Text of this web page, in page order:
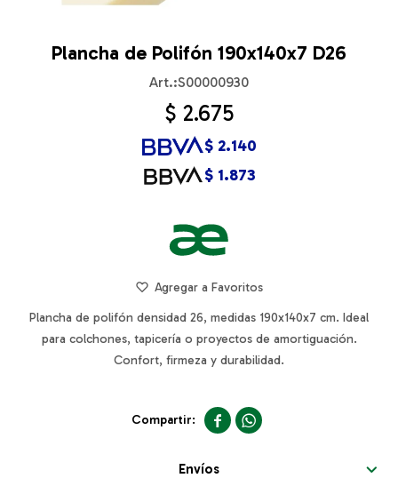
Plancha de Polifón 190x140x7 D26
S00000930
$ 2.675
$ 1.873
$ 2.140
Plancha de polifón densidad 26, medidas 190x140x7 cm. Ideal
para colchones, tapicería o proyectos de amortiguación.
Confort, firmeza y durabilidad.
 
Envíos